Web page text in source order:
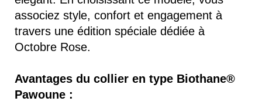
associez style, confort et engagement à
travers une édition spéciale dédiée à
Octobre Rose.
Avantages du collier en type Biothane®
Pawoune :